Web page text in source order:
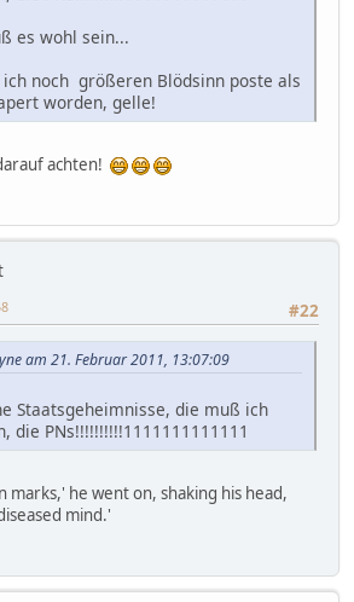
es wohl sein...
noch größeren Blödsinn poste als
worden, gelle!
achten!
#22
am 21. Februar 2011, 13:07:09
Staatsgeheimnisse, die muß ich
die PNs!!!!!!!!!!1111111111111
marks,' he went on, shaking his head,
mind.'